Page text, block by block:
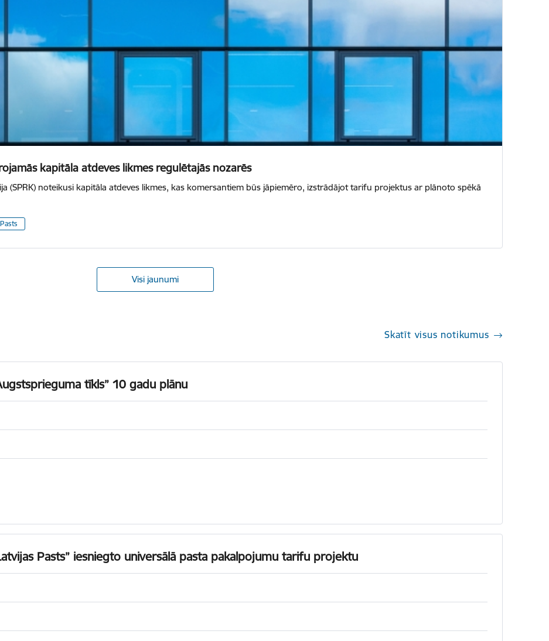
kapitāla atdeves likmes regulētajās nozarēs
(SPRK) noteikusi kapitāla atdeves likmes, kas komersantiem būs jāpiemēro, izstrādājot tarifu projektus ar plānoto spēkā
Pasts
Visi jaunumi
Skatīt visus notikumus
tīkls” 10 gadu plānu
Pasts” iesniegto universālā pasta pakalpojumu tarifu projektu